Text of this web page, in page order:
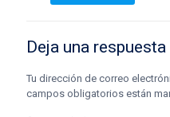
Deja una respuesta
Tu dirección de correo
campos obligatorios están